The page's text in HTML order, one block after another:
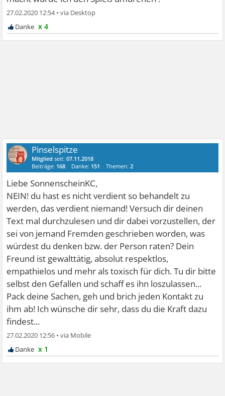
27.02.2020 12:54•
x 4
Pinselspitze
Mitglied seit:07.11.2018
Beiträge: 168 Danke: 151 Themen:2
Liebe SonnenscheinKC,
NEIN! du hast es nicht verdient so behandelt zu
werden, das verdient niemand! Versuch dir deinen
Text mal durchzulesen und dir dabei vorzustellen, der
sei von jemand Fremden geschrieben worden, was
würdest du denken bzw. der Person raten? Dein
Freund ist gewalttätig, absolut respektlos,
empathielos und mehr als toxisch für dich. Tu dir bitte
selbst den Gefallen und schaff es ihn loszulassen...
Pack deine Sachen, geh und brich jeden Kontakt zu
ihm ab! Ich wünsche dir sehr, dass du die Kraft dazu
findest...
27.02.2020 12:56 •
x 1